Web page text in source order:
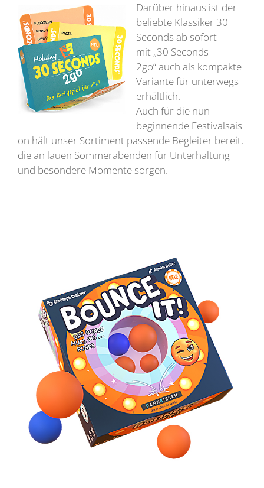
Darüber hinaus ist der
beliebte Klassiker 30
Seconds ab sofort
mit „30 Seconds
2go“ auch als kompakte
Variante für unterwegs
erhältlich.
Auch für die nun
beginnende Festivalsais
on hält unser Sortiment passende Begleiter bereit,
die an lauen Sommerabenden für Unterhaltung
und besondere Momente sorgen.